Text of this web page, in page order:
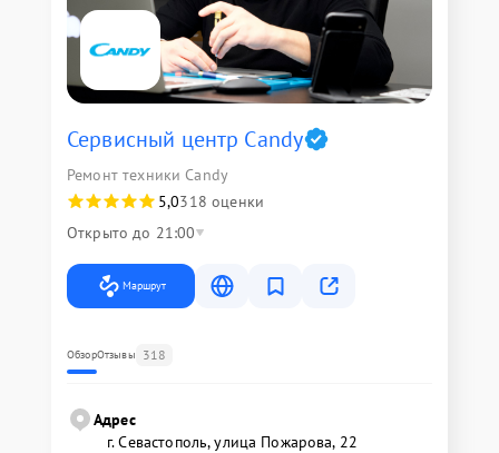
Сервисный центр Candy
Ремонт техники Candy
5,0318 оценки
Открыто до 21:00
Маршрут
ОбзорОтзывы 318
Адрес
г. Севастополь, улица Пожарова, 22